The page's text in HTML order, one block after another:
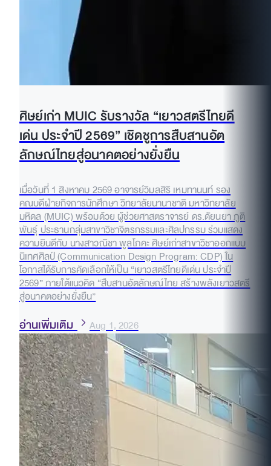
ศิษย์เก่า MUIC รับรางวัล “เยาวสตรีไทยดี
เด่น ประจำปี 2569” เชิดชูการสืบสานอัต
ลักษณ์ไทยสู่อนาคตอย่างยั่งยืน
เมื่อวันที่ 1 สิงหาคม 2569 อาจารย์วิมลสิริ เหมทานนท์ รอง
คณบดีฝ่ายกิจการนักศึกษา วิทยาลัยนานาชาติ มหาวิทยาลัย
มหิดล (MUIC) พร้อมด้วย ผู้ช่วยศาสตราจารย์ ดร.ดัยนยา ภูติ
พันธุ์ ประธานกลุ่มสาขาวิชาจิตรกรรมและศิลปกรรม ร่วมแสดง
ความยินดีกับ นางสาวณิชา พูลโภคะ ศิษย์เก่าสาขาวิชาออกแบบ
นิเทศศิลป์ (Communication Design Program: CDP) ใน
โอกาสได้รับการคัดเลือกให้เป็น “เยาวสตรีไทยดีเด่น ประจำปี
2569” ภายใต้แนวคิด “สืบสานอัตลักษณ์ไทย สร้างพลังเยาวสตรี
สู่อนาคตอย่างยั่งยืน”
อ่านเพิ่มเติม Aug 1, 2026